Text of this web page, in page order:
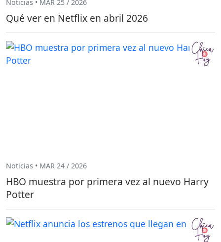
Noticias • MAR 25 / 2026
Qué ver en Netflix en abril 2026
Noticias • MAR 24 / 2026
HBO muestra por primera vez al nuevo Harry
Potter